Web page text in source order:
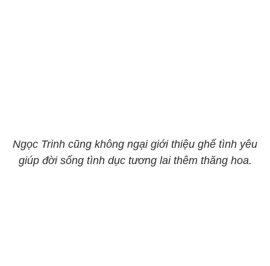
Ngọc Trinh cũng không ngại giới thiệu ghế tình yêu
giúp đời sống tình dục tương lai thêm thăng hoa.